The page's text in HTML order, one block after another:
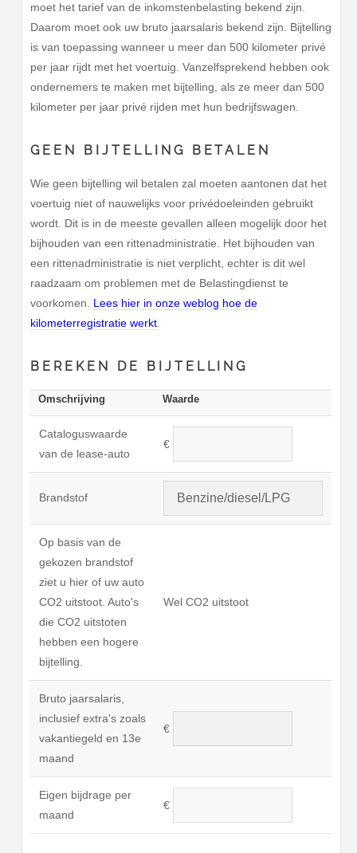
moet het tarief van de inkomstenbelasting bekend zijn.
Daarom moet ook uw bruto jaarsalaris bekend zijn. Bijtelling
is van toepassing wanneer u meer dan 500 kilometer privé
per jaar rijdt met het voertuig. Vanzelfsprekend hebben ook
ondernemers te maken met bijtelling, als ze meer dan 500
kilometer per jaar privé rijden met hun bedrijfswagen.
GEEN BIJTELLING BETALEN
Wie geen bijtelling wil betalen zal moeten aantonen dat het
voertuig niet of nauwelijks voor privédoeleinden gebruikt
wordt. Dit is in de meeste gevallen alleen mogelijk door het
bijhouden van een rittenadministratie. Het bijhouden van
een rittenadministratie is niet verplicht, echter is dit wel
raadzaam om problemen met de Belastingdienst te
voorkomen. Lees hier in onze weblog hoe de
kilometerregistratie werkt
BEREKEN DE BIJTELLING
Omschrijving Waarde
Cataloguswaarde
van de lease-auto
€
Brandstof
Op basis van de
gekozen brandstof
ziet u hier of uw auto
CO2 uitstoot. Auto's
die CO2 uitstoten
hebben een hogere
bijtelling.
Wel CO2 uitstoot
Bruto jaarsalaris,
inclusief extra's zoals
vakantiegeld en 13e
maand
€
Eigen bijdrage per
maand
€